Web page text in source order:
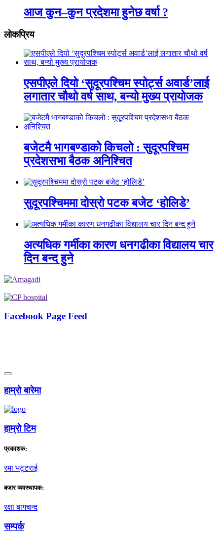
आज कुन–कुन प्रदेशमा हुनेछ वर्षा ?
लाेकप्रिय
एसपीएले दियो ‘सुदूरपश्चिम स्पोर्ट्स अवार्ड’लाई
लगातार चौथो वर्ष साथ, बन्यो मुख्य प्रायोजक
बजेटमै भागबण्डाको किचलो : सुदूरपश्चिम
प्रदेशसभा बैठक अनिश्चित
सुदूरपश्चिममा दोस्रो पटक बजेट ‘होलिडे’
अत्यधिक गर्मीका कारण धनगढीका विद्यालय चार
दिन बन्द हुने
Facebook Page Feed
हाम्राे बारेमा
हाम्राे टिम
प्रकाशक:
रमा भट्टराई
बजार व्यवस्थापक:
रक्षा बागचन्द
सम्पर्क